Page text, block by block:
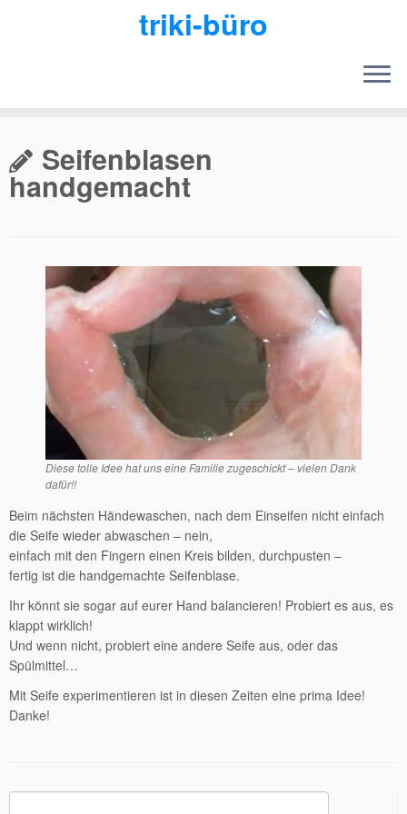
Inhalt
springen
triki-büro
Seifenblasen
handgemacht
Diese tolle Idee hat uns eine Familie zugeschickt – vielen Dank
dafür!!
Beim nächsten Händewaschen, nach dem Einseifen nicht einfach
die Seife wieder abwaschen – nein,
einfach mit den Fingern einen Kreis bilden, durchpusten –
fertig ist die handgemachte Seifenblase.
Ihr könnt sie sogar auf eurer Hand balancieren! Probiert es aus, es
klappt wirklich!
Und wenn nicht, probiert eine andere Seife aus, oder das
Spülmittel…
Mit Seife experimentieren ist in diesen Zeiten eine prima Idee!
Danke!